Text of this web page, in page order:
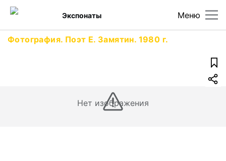
Меню
Экспонаты
Фотография. Поэт Е. Замятин. 1980 г.
Нет изображения